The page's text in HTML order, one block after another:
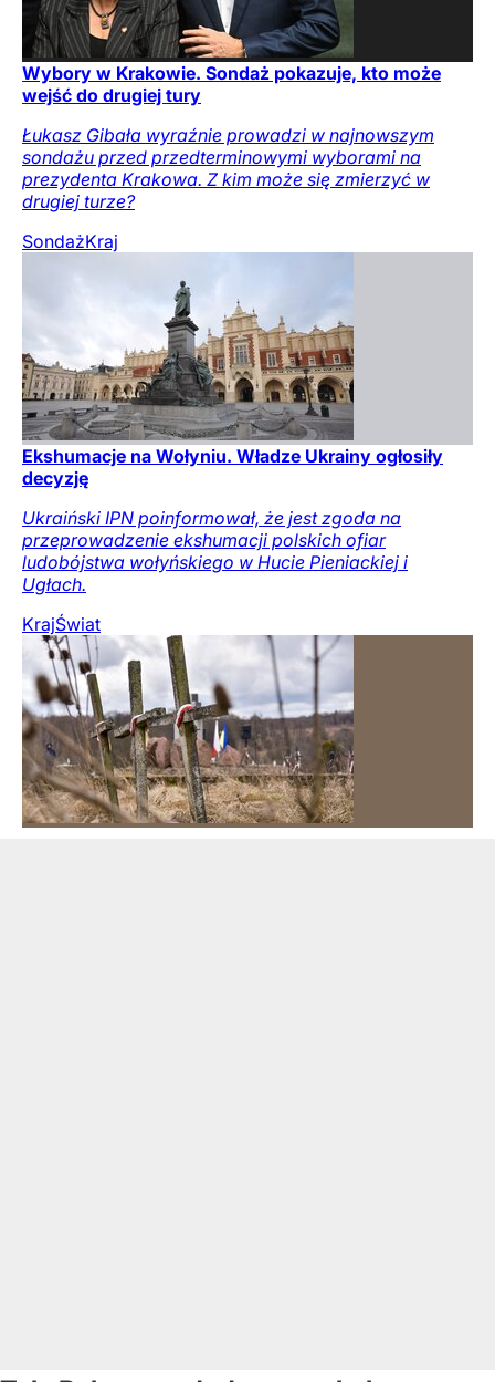
Wybory w Krakowie. Sondaż pokazuje, kto może
wejść do drugiej tury
Łukasz Gibała wyraźnie prowadzi w najnowszym
sondażu przed przedterminowymi wyborami na
prezydenta Krakowa. Z kim może się zmierzyć w
drugiej turze?
SondażKraj
Ekshumacje na Wołyniu. Władze Ukrainy ogłosiły
decyzję
Ukraiński IPN poinformował, że jest zgoda na
przeprowadzenie ekshumacji polskich ofiar
ludobójstwa wołyńskiego w Hucie Pieniackiej i
Ugłach.
KrajŚwiat